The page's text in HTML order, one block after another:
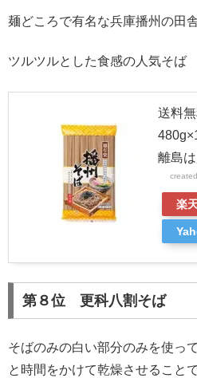
麺どころで有名な兵庫播州の田
ツルツルとした食感の人気そば
送料
離島
楽
第８位 更科八割そば
そばのみの白い部分のみを使っ
と時間をかけて乾燥させること